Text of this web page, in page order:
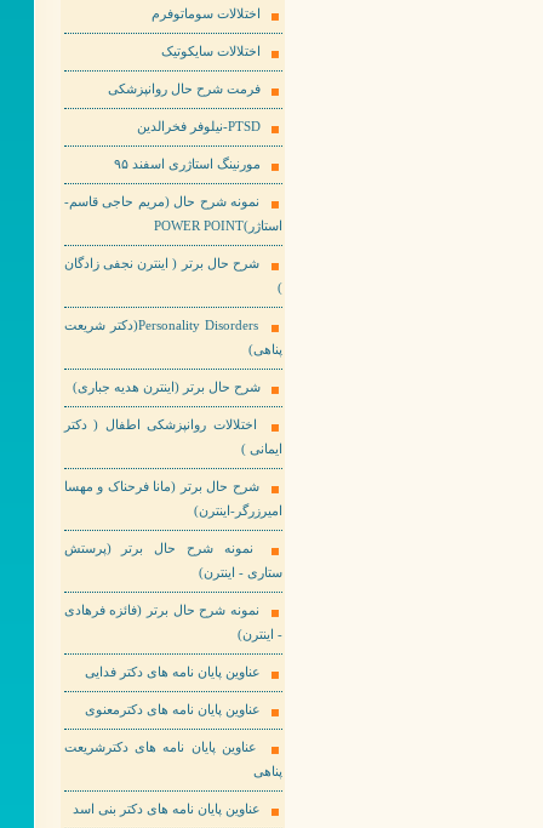
اختلالات سوماتوفرم
اختلالات سایکوتیک
فرمت شرح حال روانپزشکی
PTSD-نیلوفر فخرالدین
مورنینگ استاژری اسفند ۹۵
نمونه شرح حال (مریم حاجی قاسم-
استاژر)POWER POINT
شرح حال برتر ( اینترن نجفی زادگان
)
Personality Disorders(دکتر شریعت
پناهی)
شرح حال برتر (اینترن هدیه جباری)
اختلالات روانپزشکی اطفال ( دکتر
ایمانی )
شرح حال برتر (مانا فرحناک و مهسا
امیرزرگر-اینترن)
نمونه شرح حال برتر (پرستش
ستاری - اینترن)
نمونه شرح حال برتر (فائزه فرهادی
- اینترن)
عناوین پایان نامه های دکتر فدایی
عناوین پایان نامه های دکترمعنوی
عناوین پایان نامه های دکترشریعت
پناهی
عناوین پایان نامه های دکتر بنی اسد